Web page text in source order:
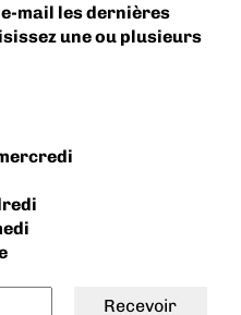
mail les dernières
une ou plusieurs